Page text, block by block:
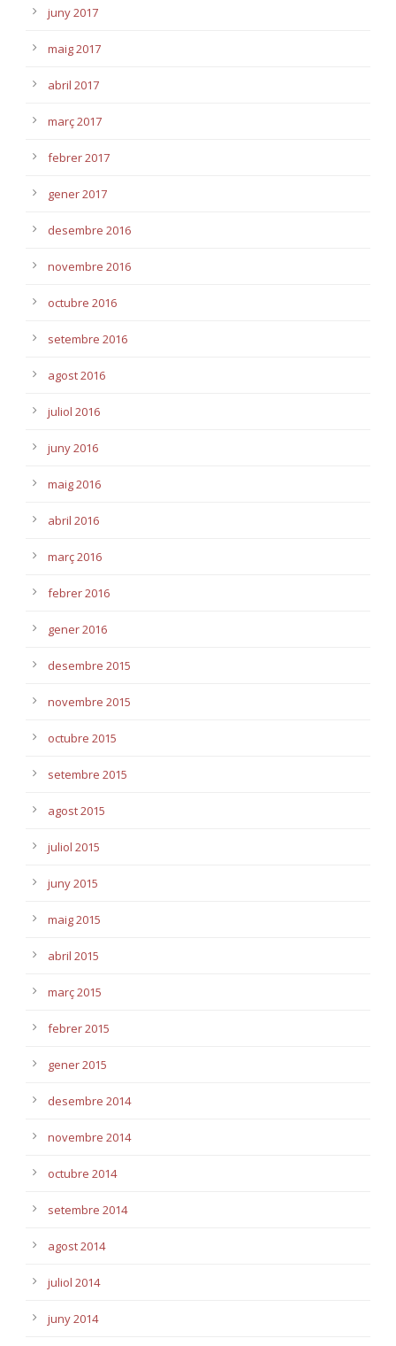
juny 2017
maig 2017
abril 2017
març 2017
febrer 2017
gener 2017
desembre 2016
novembre 2016
octubre 2016
setembre 2016
agost 2016
juliol 2016
juny 2016
maig 2016
abril 2016
març 2016
febrer 2016
gener 2016
desembre 2015
novembre 2015
octubre 2015
setembre 2015
agost 2015
juliol 2015
juny 2015
maig 2015
abril 2015
març 2015
febrer 2015
gener 2015
desembre 2014
novembre 2014
octubre 2014
setembre 2014
agost 2014
juliol 2014
juny 2014